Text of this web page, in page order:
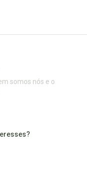
somos nós e o